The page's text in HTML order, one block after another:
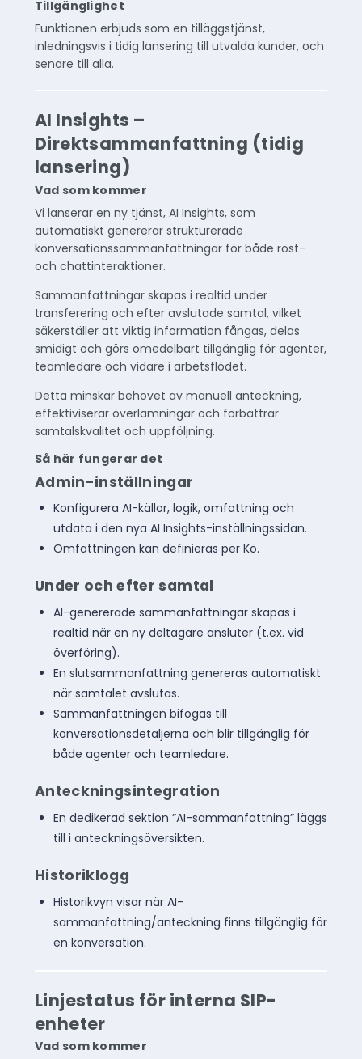
Tillgänglighet
Funktionen erbjuds som en tilläggstjänst,
inledningsvis i tidig lansering till utvalda kunder, och
senare till alla.
AI Insights –
Direktsammanfattning (tidig
lansering)
Vad som kommer
Vi lanserar en ny tjänst, AI Insights, som
automatiskt genererar strukturerade
konversationssammanfattningar för både röst-
och chattinteraktioner.
Sammanfattningar skapas i realtid under
transferering och efter avslutade samtal, vilket
säkerställer att viktig information fångas, delas
smidigt och görs omedelbart tillgänglig för agenter,
teamledare och vidare i arbetsflödet.
Detta minskar behovet av manuell anteckning,
effektiviserar överlämningar och förbättrar
samtalskvalitet och uppföljning.
Så här fungerar det
Admin-inställningar
Konfigurera AI-källor, logik, omfattning och
utdata i den nya AI Insights-inställningssidan.
Omfattningen kan definieras per Kö.
Under och efter samtal
AI-genererade sammanfattningar skapas i
realtid när en ny deltagare ansluter (t.ex. vid
överföring).
En slutsammanfattning genereras automatiskt
när samtalet avslutas.
Sammanfattningen bifogas till
konversationsdetaljerna och blir tillgänglig för
både agenter och teamledare.
Anteckningsintegration
En dedikerad sektion ”AI-sammanfattning” läggs
till i anteckningsöversikten.
Historiklogg
Historikvyn visar när AI-
sammanfattning/anteckning finns tillgänglig för
en konversation.
Linjestatus för interna SIP-
enheter
Vad som kommer